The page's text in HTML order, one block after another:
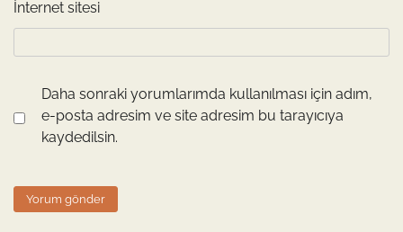
İnternet sitesi
Daha sonraki yorumlarımda kullanılması için adım,
e-posta adresim ve site adresim bu tarayıcıya
kaydedilsin.